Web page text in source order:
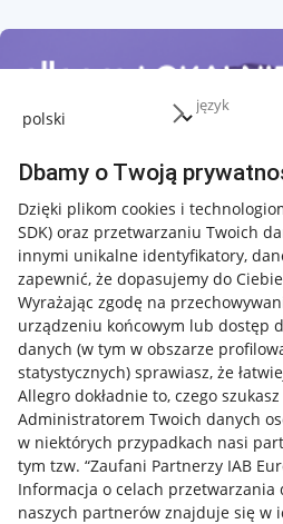
język
Dbamy o Twoją
Dzięki plikom cookies i
SDK) oraz przetwarzaniu Twoich
innymi unikalne identyfikatory,
zapewnić, że dopasujemy do
Wyrażając zgodę na
urządzeniu końcowym lub dostęp
danych (w tym w obszarze
statystycznych) sprawiasz, że
Allegro dokładnie to, czego
Administratorem Twoich danych
w niektórych przypadkach nasi
tym tzw. “Zaufani Partnerzy IAB
Informacja o celach przetwarzania
naszych partnerów znajduje się w
Przydatne informacje